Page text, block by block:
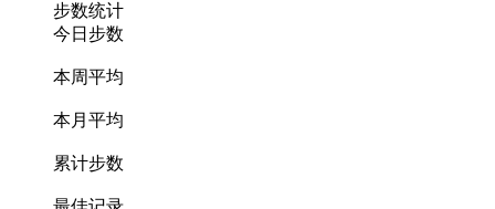
步数统计
今日步数
本周平均
本月平均
累计步数